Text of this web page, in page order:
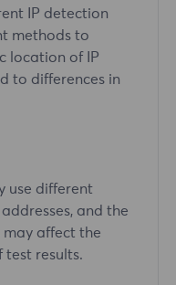
IP detection
methods to
location of IP
to differences in
use different
and the
may affect the
test results.